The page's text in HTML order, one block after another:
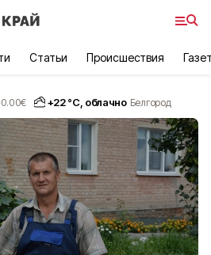
Статьи Происшествия
€ +22°С, облачно Белгород